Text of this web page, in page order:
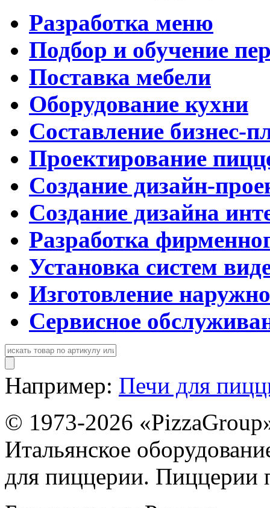
Разработка меню
Подбор и обучение
Поставка мебели
Оборудование кухни
Составление бизнес-
Проектирование
Создание дизайн-
Создание дизайна
Разработка
Установка систем
Изготовление
Сервисное
Например: Печи для
© 1973-2026
Итальянское
для пиццерии. Пиццерии